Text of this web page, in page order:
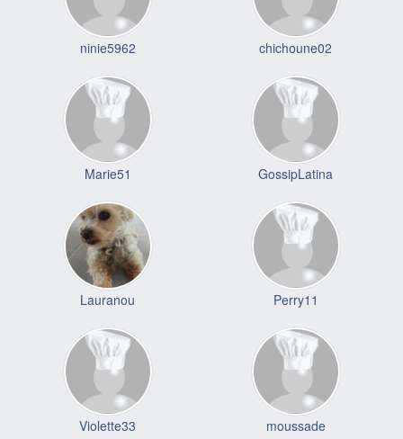
ninie5962 chichoune02
Marie51 GossipLatina
Lauranou Perry11
Violette33 moussade